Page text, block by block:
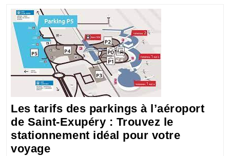
l’Aéroport
Saint-
Exupéry
:
Le
Choix
Pratique
pour
vos
Déplacements
Les tarifs des parkings à l’aéroport
de Saint-Exupéry : Trouvez le
stationnement idéal pour votre
voyageLes